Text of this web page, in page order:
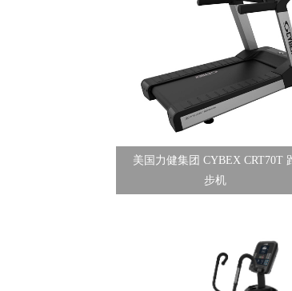
美国力健集团 CYBEX CRT70T
步机